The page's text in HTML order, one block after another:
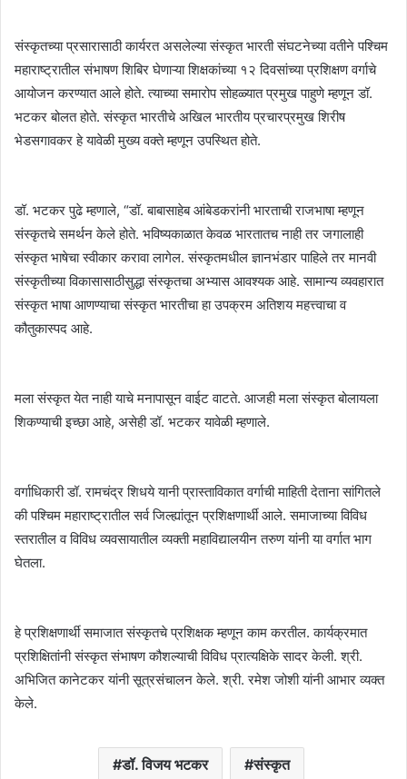
संस्कृतच्या प्रसारासाठी कार्यरत असलेल्या संस्कृत भारती संघटनेच्या वतीने पश्चिम
महाराष्ट्रातील संभाषण शिबिर घेणाऱ्या शिक्षकांच्या १२ दिवसांच्या प्रशिक्षण वर्गाचे
आयोजन करण्यात आले होते. त्याच्या समारोप सोहळ्यात प्रमुख पाहुणे म्हणून डॉ.
भटकर बोलत होते. संस्कृत भारतीचे अखिल भारतीय प्रचारप्रमुख शिरीष
भेडसगावकर हे यावेळी मुख्य वक्ते म्हणून उपस्थित होते.
डॉ. भटकर पुढे म्हणाले, “डॉ. बाबासाहेब आंबेडकरांनी भारताची राजभाषा म्हणून
संस्कृतचे समर्थन केले होते. भविष्यकाळात केवळ भारतातच नाही तर जगालाही
संस्कृत भाषेचा स्वीकार करावा लागेल. संस्कृतमधील ज्ञानभंडार पाहिले तर मानवी
संस्कृतीच्या विकासासाठीसुद्धा संस्कृतचा अभ्यास आवश्यक आहे. सामान्य व्यवहारात
संस्कृत भाषा आणण्याचा संस्कृत भारतीचा हा उपक्रम अतिशय महत्त्वाचा व
कौतुकास्पद आहे.
मला संस्कृत येत नाही याचे मनापासून वाईट वाटते. आजही मला संस्कृत बोलायला
शिकण्याची इच्छा आहे, असेही डॉ. भटकर यावेळी म्हणाले.
वर्गाधिकारी डॉ. रामचंद्र शिधये यानी प्रास्ताविकात वर्गाची माहिती देताना सांगितले
की पश्चिम महाराष्ट्रातील सर्व जिल्ह्यांतून प्रशिक्षणार्थी आले. समाजाच्या विविध
स्तरातील व विविध व्यवसायातील व्यक्ती महाविद्यालयीन तरुण यांनी या वर्गात भाग
घेतला.
हे प्रशिक्षणार्थी समाजात संस्कृतचे प्रशिक्षक म्हणून काम करतील. कार्यक्रमात
प्रशिक्षितांनी संस्कृत संभाषण कौशल्याची विविध प्रात्यक्षिके सादर केली. श्री.
अभिजित कानेटकर यांनी सूत्रसंचालन केले. श्री. रमेश जोशी यांनी आभार व्यक्त
केले.
डॉ. विजय भटकर संस्कृत